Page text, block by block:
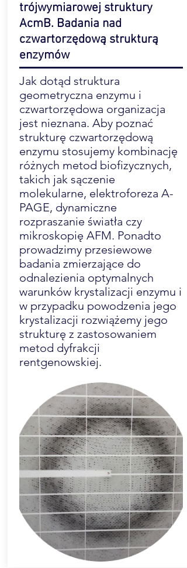
trójwymiarowej struktury
AcmB. Badania nad
czwartorzędową strukturą
enzymów
Jak dotąd struktura
geometryczna enzymu i
czwartorzędowa organizacja
jest nieznana. Aby poznać
strukturę czwartorzędową
enzymu stosujemy kombinację
różnych metod biofizycznych,
takich jak sączenie
molekularne, elektroforeza A-
PAGE, dynamiczne
rozpraszanie światła czy
mikroskopię AFM. Ponadto
prowadzimy przesiewowe
badania zmierzające do
odnalezienia optymalnych
warunków krystalizacji enzymu i
w przypadku powodzenia jego
krystalizacji rozwiążemy jego
strukturę z zastosowaniem
metod dyfrakcji
rentgenowskiej.